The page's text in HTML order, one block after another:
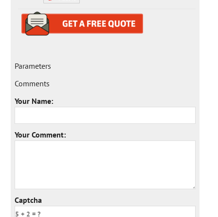
Parameters
Comments
Your Name:
Your Comment:
Captcha